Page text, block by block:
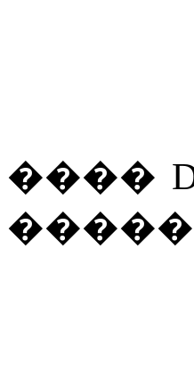
����
�����